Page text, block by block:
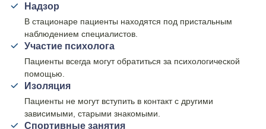
Надзор
В стационаре пациенты находятся под пристальным
наблюдением специалистов.
Участие психолога
Пациенты всегда могут обратиться за психологической
помощью.
Изоляция
Пациенты не могут вступить в контакт с другими
зависимыми, старыми знакомыми.
Спортивные занятия